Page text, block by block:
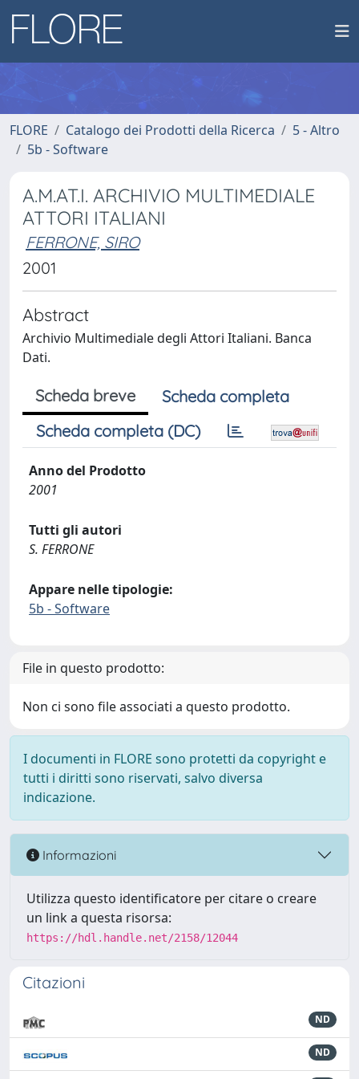
FLORE Catalogo dei Prodotti della Ricerca
5 - Altro
5b - Software
A.M.AT.I. ARCHIVIO MULTIMEDIALE
ATTORI ITALIANI
FERRONE, SIRO
2001
Abstract
Archivio Multimediale degli Attori Italiani. Banca
Dati.
Scheda breve
Scheda completa
Scheda completa (DC)
Anno del Prodotto
2001
Tutti gli autori
S. FERRONE
Appare nelle tipologie:
5b - Software
File in questo prodotto:
Non ci sono file associati a questo prodotto.
I documenti in FLORE sono protetti da copyright e
tutti i diritti sono riservati, salvo diversa
indicazione.
Informazioni
Utilizza questo identificatore per citare o creare
un link a questa risorsa:
https://hdl.handle.net/2158/12044
Citazioni
ND
ND